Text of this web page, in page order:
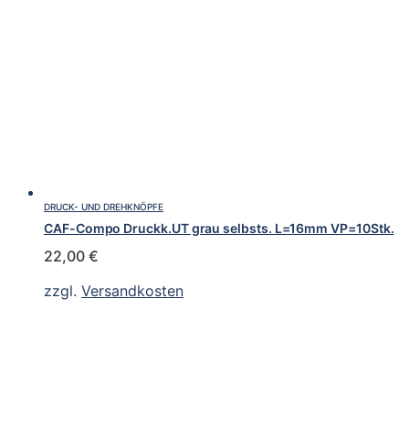
DRUCK- UND DREHKNÖPFE
CAF-Compo Druckk.UT grau selbsts. L=16mm VP=10Stk.
22,00 €
zzgl. Versandkosten